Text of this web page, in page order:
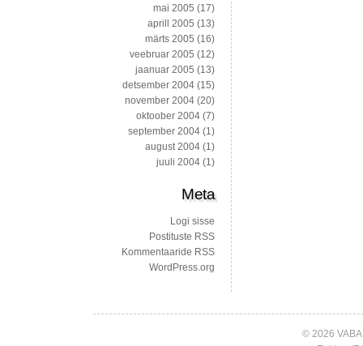
mai 2005 (17)
aprill 2005 (13)
märts 2005 (16)
veebruar 2005 (12)
jaanuar 2005 (13)
detsember 2004 (15)
november 2004 (20)
oktoober 2004 (7)
september 2004 (1)
august 2004 (1)
juuli 2004 (1)
Meta
Logi sisse
Postituste RSS
Kommentaaride RSS
WordPress.org
© 2026